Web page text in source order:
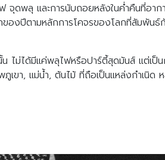
จุดพลุ และการนับถอยหลังในค่ำคืนที่อาก
ของปีตามหลักการโคจรของโลกที่สัมพัน
ไม่ได้มีแค่พลุไฟหรือปาร์ตี้สุดมันส์ แต่เป็
เขา, แม่น้ำ, ต้นไม้ ที่ถือเป็นแหล่งกำเนิด